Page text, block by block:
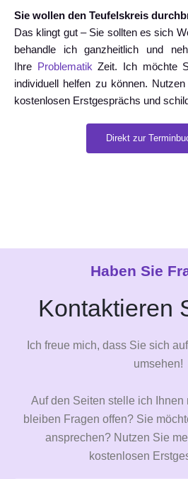
Sie wollen den Teufelskreis
Das klingt gut – Sie sollten es sich
behandle ich ganzheitlich und
Ihre
ProblematikZeit. Ich möchte
individuell helfen zu können.
kostenlosen Erstgesprächs und
Direkt zur
Haben Sie
Kontaktieren
Ich freue mich, dass Sie sich
umsehen!
Auf den Seiten stelle ich Ihnen
bleiben Fragen offen? Sie
ansprechen? Nutzen Sie
kostenlosen